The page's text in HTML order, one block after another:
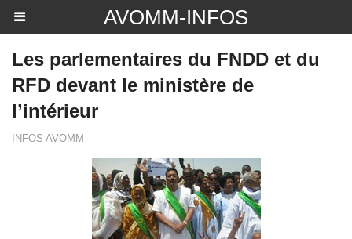
AVOMM-INFOS
Les parlementaires du FNDD et du
RFD devant le ministère de
l’intérieur
INFOS AVOMM